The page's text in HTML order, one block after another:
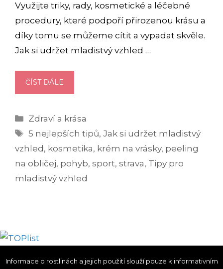
Využijte triky, rady, kosmetické a léčebné
procedury, které podpoří přirozenou krásu a
díky tomu se můžeme cítit a vypadat skvěle.
Jak si udržet mladistvý vzhled …
ČÍST DÁLE
PRO
VZHLED,
KTERÉ
FUNGUJÍ!
Rubriky
Zdraví a krása
Štítky
5 nejlepších tipů,Jak si udržet mladistvý
vzhled, kosmetika, krém na vrásky, peeling
na obličej, pohyb, sport, strava, Tipy pro
mladistvý vzhled
Informace o rostlinách a jejich použití slouží pouze k informativním